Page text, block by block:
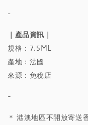
-
｜產品資訊｜
規格：7.5ML
產地：法國
來源：免稅店
-
＊ 港澳地區不開放寄